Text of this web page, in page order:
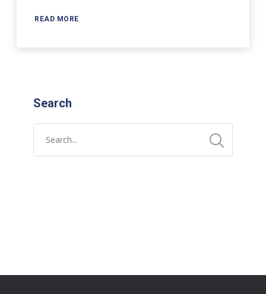
READ MORE
Search